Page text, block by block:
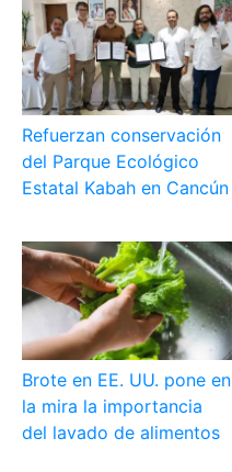
Refuerzan conservación
del Parque Ecológico
Estatal Kabah en Cancún
Brote en EE. UU. pone en
la mira la importancia
del lavado de alimentos